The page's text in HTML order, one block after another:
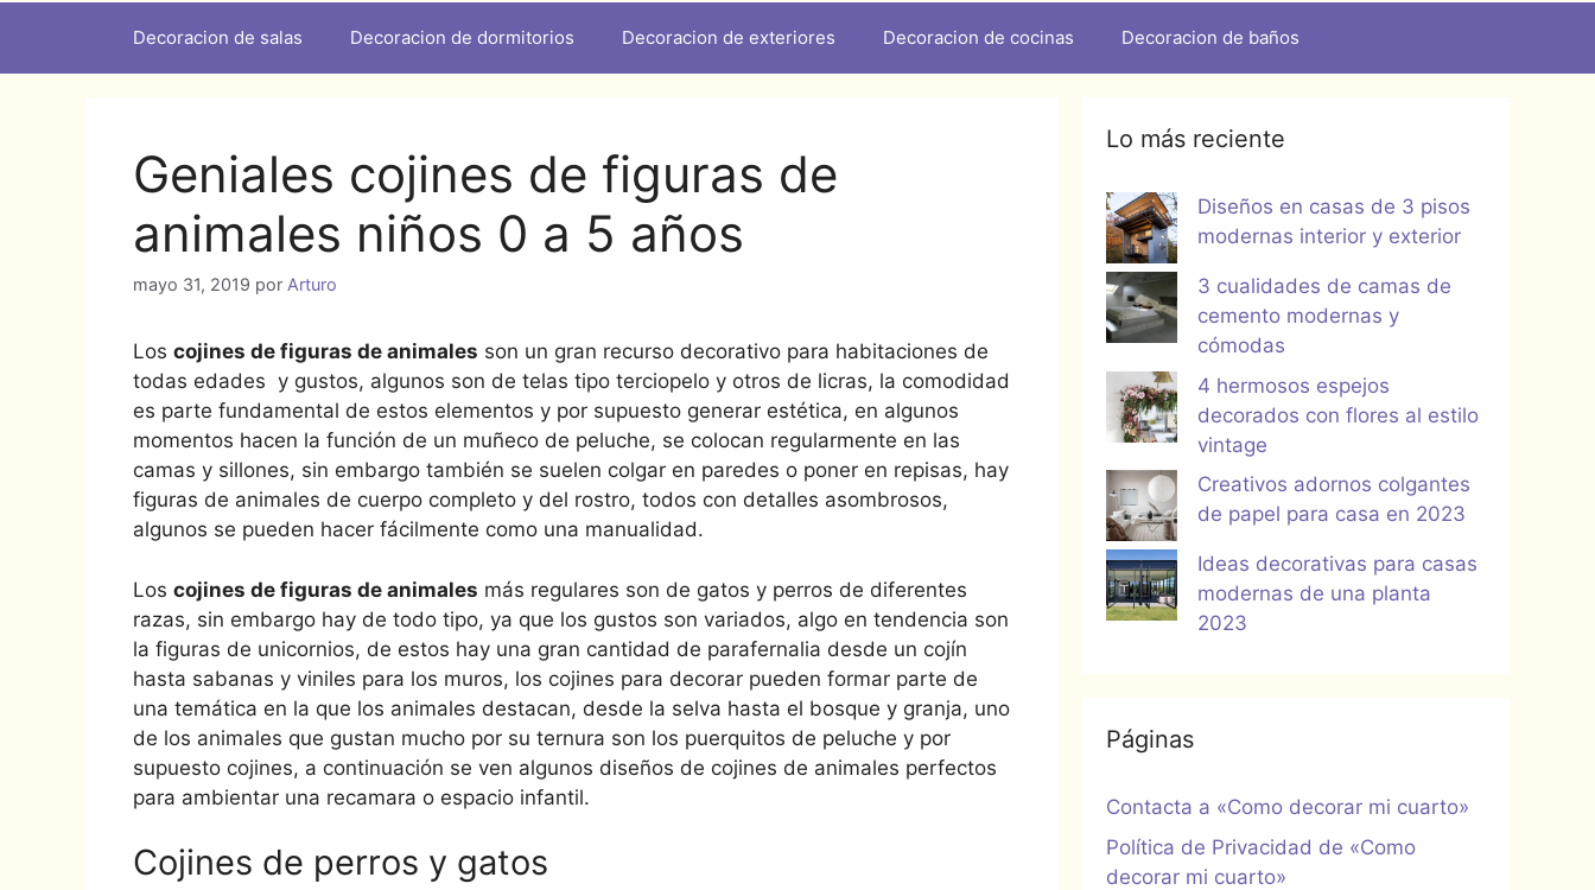
Decoracion de salas Decoracion de dormitorios Decoracion de exteriores Decoracion de cocinas Decoracion de baños
Geniales cojines de figuras de
animales niños 0 a 5 años
mayo 31, 2019 por Arturo
Los cojines de figuras de animales son un gran recurso decorativo para habitaciones de
todas edades y gustos, algunos son de telas tipo terciopelo y otros de licras, la comodidad
es parte fundamental de estos elementos y por supuesto generar estética, en algunos
momentos hacen la función de un muñeco de peluche, se colocan regularmente en las
camas y sillones, sin embargo también se suelen colgar en paredes o poner en repisas, hay
figuras de animales de cuerpo completo y del rostro, todos con detalles asombrosos,
algunos se pueden hacer fácilmente como una manualidad.
Los cojines de figuras de animales más regulares son de gatos y perros de diferentes
razas, sin embargo hay de todo tipo, ya que los gustos son variados, algo en tendencia son
la figuras de unicornios, de estos hay una gran cantidad de parafernalia desde un cojín
hasta sabanas y viniles para los muros, los cojines para decorar pueden formar parte de
una temática en la que los animales destacan, desde la selva hasta el bosque y granja, uno
de los animales que gustan mucho por su ternura son los puerquitos de peluche y por
supuesto cojines, a continuación se ven algunos diseños de cojines de animales perfectos
para ambientar una recamara o espacio infantil.
Cojines de perros y gatos
Lo más reciente
Diseños en casas de 3 pisos
modernas interior y exterior
3 cualidades de camas de
cemento modernas y
cómodas
4 hermosos espejos
decorados con flores al estilo
vintage
Creativos adornos colgantes
de papel para casa en 2023
Ideas decorativas para casas
modernas de una planta
2023
Páginas
Contacta a «Como decorar mi cuarto»
Política de Privacidad de «Como
decorar mi cuarto»